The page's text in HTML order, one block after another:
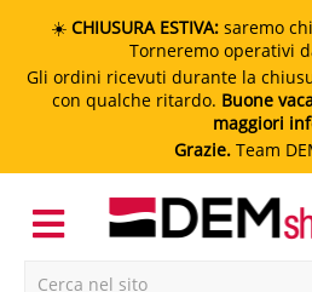
☀️ CHIUSURA ESTIVA: saremo
Torneremo operativi
Gli ordini ricevuti durante la
con qualche ritardo. Buone
maggiori
Grazie. Team